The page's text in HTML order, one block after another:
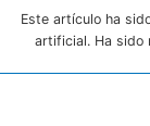
Este artículo ha
artificial. Ha sido